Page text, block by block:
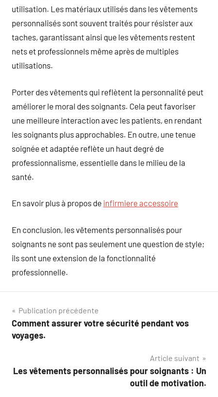
utilisation. Les matériaux utilisés dans les vêtements
personnalisés sont souvent traités pour résister aux
taches, garantissant ainsi que les vêtements restent
nets et professionnels même après de multiples
utilisations.
Porter des vêtements qui reflètent la personnalité peut
améliorer le moral des soignants. Cela peut favoriser
une meilleure interaction avec les patients, en rendant
les soignants plus approchables. En outre, une tenue
soignée et adaptée reflète un haut degré de
professionnalisme, essentielle dans le milieu de la
santé.
En savoir plus à propos de infirmiere accessoire
En conclusion, les vêtements personnalisés pour
soignants ne sont pas seulement une question de style;
ils sont une extension de la fonctionnalité
professionnelle.
Navigation
de
Publication précédente
Comment assurer votre sécurité pendant vos
voyages.
Article suivant
Les vêtements personnalisés pour soignants : Un
outil de motivation.